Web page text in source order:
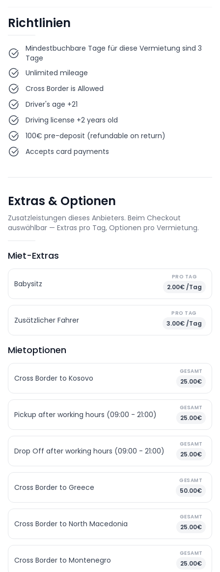
Richtlinien
Mindestbuchbare Tage für diese Vermietung sind 3
Tage
Unlimited mileage
Cross Border is Allowed
Driver's age +21
Driving license +2 years old
100€ pre-deposit (refundable on return)
Accepts card payments
Extras & Optionen
Zusatzleistungen dieses Anbieters. Beim Checkout
auswählbar — Extras pro Tag, Optionen pro Vermietung.
Miet-Extras
Babysitz
PRO TAG
2.00€ /Tag
Zusätzlicher Fahrer
PRO TAG
3.00€ /Tag
Mietoptionen
Cross Border to Kosovo
GESAMT
25.00€
Pickup after working hours (09:00 - 21:00)
GESAMT
25.00€
Drop Off after working hours (09:00 - 21:00)
GESAMT
25.00€
Cross Border to Greece
GESAMT
50.00€
Cross Border to North Macedonia
GESAMT
25.00€
Cross Border to Montenegro
GESAMT
25.00€